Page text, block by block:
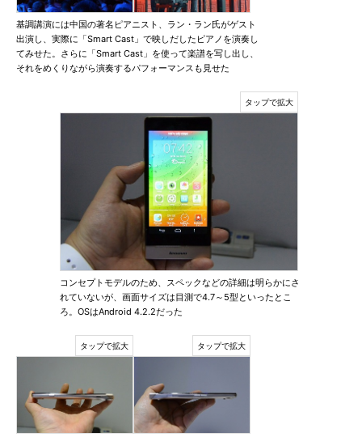
基調講演には中国の著名ピアニスト、ラン・ラン氏がゲスト
出演し、実際に「Smart Cast」で映しだしたピアノを演奏し
てみせた。さらに「Smart Cast」を使って楽譜を写し出し、
それをめくりながら演奏するパフォーマンスも見せた
コンセプトモデルのため、スペックなどの詳細は明らかにさ
れていないが、画面サイズは目測で4.7～5型といったとこ
ろ。OSはAndroid 4.2.2だった